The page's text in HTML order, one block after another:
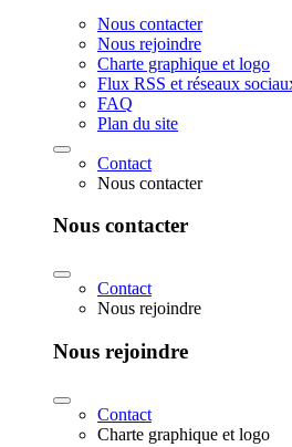
Nous contacter
Nous rejoindre
Charte graphique et logo
Flux RSS et réseaux
FAQ
Plan du site
Contact
Nous contacter
Nous contacter
Contact
Nous rejoindre
Nous rejoindre
Contact
Charte graphique et logo